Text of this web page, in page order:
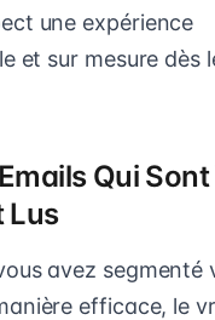
une expérience
et sur mesure dès
Qui
Lus
avez segmenté
efficace, le